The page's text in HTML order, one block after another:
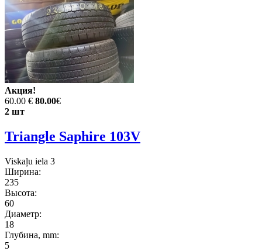
Акция!
60.00 € 80.00€
2 шт
Triangle Saphire 103V
Viskaļu iela 3
Ширина:
235
Высота:
60
Диаметр:
18
Глубина, mm:
5